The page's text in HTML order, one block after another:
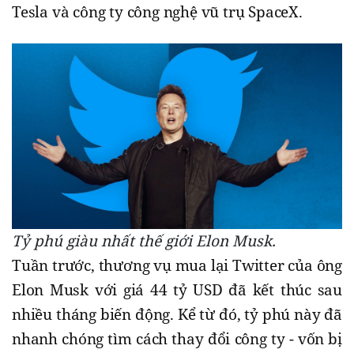
Tesla và công ty công nghệ vũ trụ SpaceX.
Tỷ phú giàu nhất thế giới Elon Musk.
Tuần trước, thương vụ mua lại Twitter của ông
Elon Musk với giá 44 tỷ USD đã kết thúc sau
nhiều tháng biến động. Kể từ đó, tỷ phú này đã
nhanh chóng tìm cách thay đổi công ty - vốn bị